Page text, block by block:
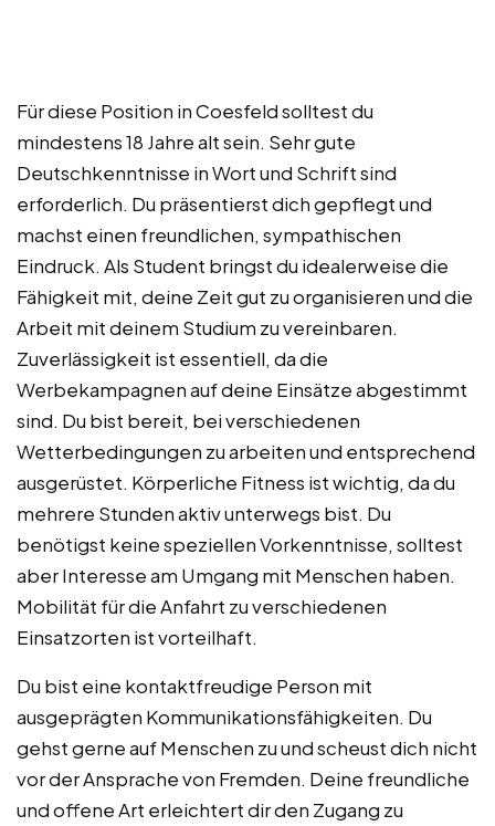
Für diese Position in Coesfeld solltest du
mindestens 18 Jahre alt sein. Sehr gute
Deutschkenntnisse in Wort und Schrift sind
erforderlich. Du präsentierst dich gepflegt und
machst einen freundlichen, sympathischen
Eindruck. Als Student bringst du idealerweise die
Fähigkeit mit, deine Zeit gut zu organisieren und die
Arbeit mit deinem Studium zu vereinbaren.
Zuverlässigkeit ist essentiell, da die
Werbekampagnen auf deine Einsätze abgestimmt
sind. Du bist bereit, bei verschiedenen
Wetterbedingungen zu arbeiten und entsprechend
ausgerüstet. Körperliche Fitness ist wichtig, da du
mehrere Stunden aktiv unterwegs bist. Du
benötigst keine speziellen Vorkenntnisse, solltest
aber Interesse am Umgang mit Menschen haben.
Mobilität für die Anfahrt zu verschiedenen
Einsatzorten ist vorteilhaft.
Du bist eine kontaktfreudige Person mit
ausgeprägten Kommunikationsfähigkeiten. Du
gehst gerne auf Menschen zu und scheust dich nicht
vor der Ansprache von Fremden. Deine freundliche
und offene Art erleichtert dir den Zugang zu